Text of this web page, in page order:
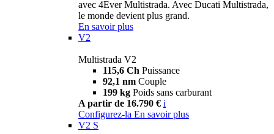
avec 4Ever Multistrada. Avec Ducati Multistrada,
le monde devient plus grand.
En savoir plus
V2
Multistrada V2
115,6 Ch Puissance
92,1 nm Couple
199 kg Poids sans carburant
A partir de 16.790 € i
Configurez-la En savoir plus
V2 S